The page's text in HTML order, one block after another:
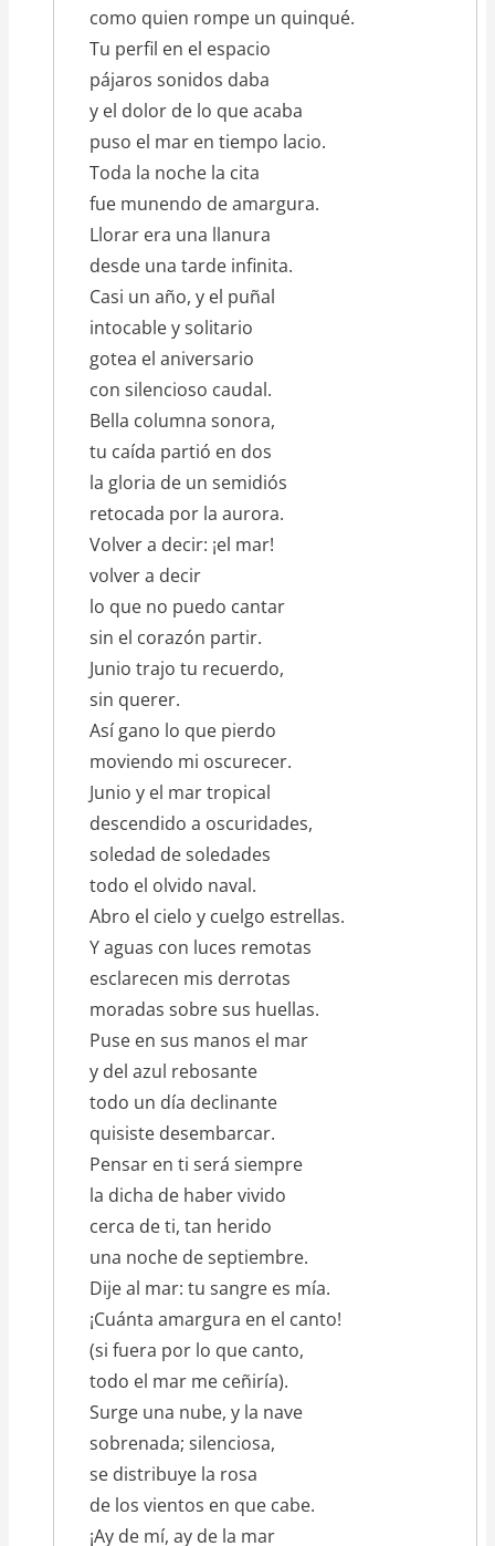
como quien rompe un quinqué.
Tu perfil en el espacio
pájaros sonidos daba
y el dolor de lo que acaba
puso el mar en tiempo lacio.
Toda la noche la cita
fue munendo de amargura.
Llorar era una llanura
desde una tarde infinita.
Casi un año, y el puñal
intocable y solitario
gotea el aniversario
con silencioso caudal.
Bella columna sonora,
tu caída partió en dos
la gloria de un semidiós
retocada por la aurora.
Volver a decir: ¡el mar!
volver a decir
lo que no puedo cantar
sin el corazón partir.
Junio trajo tu recuerdo,
sin querer.
Así gano lo que pierdo
moviendo mi oscurecer.
Junio y el mar tropical
descendido a oscuridades,
soledad de soledades
todo el olvido naval.
Abro el cielo y cuelgo estrellas.
Y aguas con luces remotas
esclarecen mis derrotas
moradas sobre sus huellas.
Puse en sus manos el mar
y del azul rebosante
todo un día declinante
quisiste desembarcar.
Pensar en ti será siempre
la dicha de haber vivido
cerca de ti, tan herido
una noche de septiembre.
Dije al mar: tu sangre es mía.
¡Cuánta amargura en el canto!
(si fuera por lo que canto,
todo el mar me ceñiría).
Surge una nube, y la nave
sobrenada; silenciosa,
se distribuye la rosa
de los vientos en que cabe.
¡Ay de mí, ay de la mar